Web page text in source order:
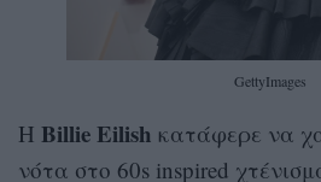
GettyImages
Η Billie Eilish κατάφερε να
νότα στο 60s inspired